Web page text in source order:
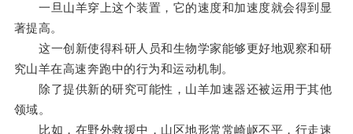
一旦山羊穿上这个装置，它的速度和加速度就会得到显
著提高。
这一创新使得科研人员和生物学家能够更好地观察和研
究山羊在高速奔跑中的行为和运动机制。
除了提供新的研究可能性，山羊加速器还被运用于其他
领域。
比如，在野外救援中，山区地形常常崎岖不平，行走速